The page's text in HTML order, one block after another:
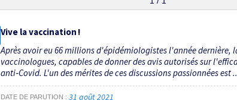
Vive la vaccination !
Après avoir eu 66 millions d'épidémiologistes l'année dernière,
vaccinologues, capables de donner des avis autorisés sur
anti‑Covid. L'un des mérites de ces discussions passionnées est
DATE DE PARUTION 31 août 2021